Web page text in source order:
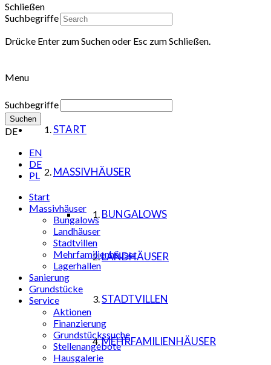
Schließen
Suchbegriffe
Drücke Enter zum Suchen oder Esc zum Schließen.
Menu
START
MASSIVHÄUSER
BUNGALOWS
LANDHÄUSER
STADTVILLEN
MEHRFAMILIENHÄUSER
Suchbegriffe
Suchen
DE
EN
DE
PL
Start
Massivhäuser
Bungalows
Landhäuser
Stadtvillen
Mehrfamilienhäuser
Lagerhallen
Sanierung
Grundstücke
Service
Aktionen
Finanzierung
Grundstückssuche
Stellenangebote
Hausgalerie